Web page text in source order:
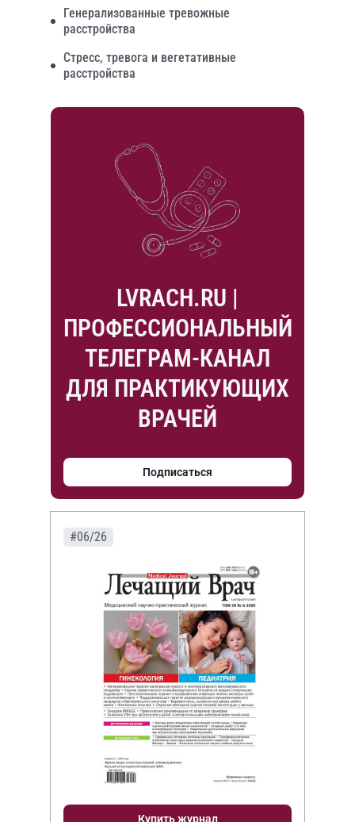
Генерализованные тревожные
расстройства
Стресс, тревога и вегетативные
расстройства
LVRACH.RU |
ПРОФЕССИОНАЛЬНЫЙ
ТЕЛЕГРАМ-КАНАЛ
ДЛЯ ПРАКТИКУЮЩИХ
ВРАЧЕЙ
Подписаться
#06/26
Купить журнал